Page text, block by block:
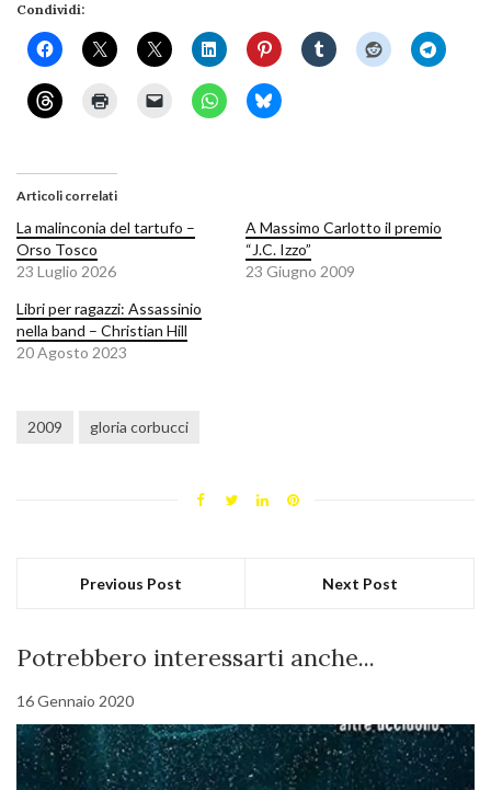
Condividi:
Articoli correlati
La malinconia del tartufo –
Orso Tosco
23 Luglio 2026
A Massimo Carlotto il premio
“J.C. Izzo”
23 Giugno 2009
Libri per ragazzi: Assassinio
nella band – Christian Hill
20 Agosto 2023
2009 gloria corbucci
Previous Post Next Post
Potrebbero interessarti anche...
16 Gennaio 2020